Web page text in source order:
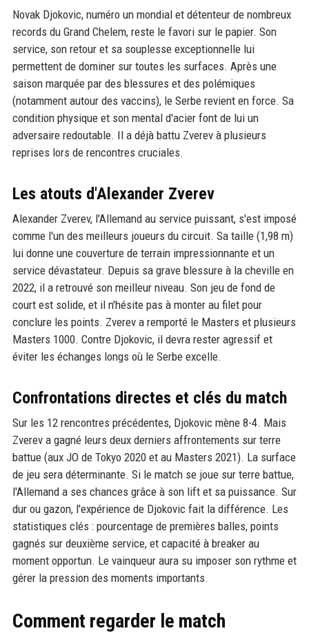
Novak Djokovic, numéro un mondial et détenteur de nombreux
records du Grand Chelem, reste le favori sur le papier. Son
service, son retour et sa souplesse exceptionnelle lui
permettent de dominer sur toutes les surfaces. Après une
saison marquée par des blessures et des polémiques
(notamment autour des vaccins), le Serbe revient en force. Sa
condition physique et son mental d'acier font de lui un
adversaire redoutable. Il a déjà battu Zverev à plusieurs
reprises lors de rencontres cruciales.
Les atouts d'Alexander Zverev
Alexander Zverev, l'Allemand au service puissant, s'est imposé
comme l'un des meilleurs joueurs du circuit. Sa taille (1,98 m)
lui donne une couverture de terrain impressionnante et un
service dévastateur. Depuis sa grave blessure à la cheville en
2022, il a retrouvé son meilleur niveau. Son jeu de fond de
court est solide, et il n'hésite pas à monter au filet pour
conclure les points. Zverev a remporté le Masters et plusieurs
Masters 1000. Contre Djokovic, il devra rester agressif et
éviter les échanges longs où le Serbe excelle.
Confrontations directes et clés du match
Sur les 12 rencontres précédentes, Djokovic mène 8-4. Mais
Zverev a gagné leurs deux derniers affrontements sur terre
battue (aux JO de Tokyo 2020 et au Masters 2021). La surface
de jeu sera déterminante. Si le match se joue sur terre battue,
l'Allemand a ses chances grâce à son lift et sa puissance. Sur
dur ou gazon, l'expérience de Djokovic fait la différence. Les
statistiques clés : pourcentage de premières balles, points
gagnés sur deuxième service, et capacité à breaker au
moment opportun. Le vainqueur aura su imposer son rythme et
gérer la pression des moments importants.
Comment regarder le match